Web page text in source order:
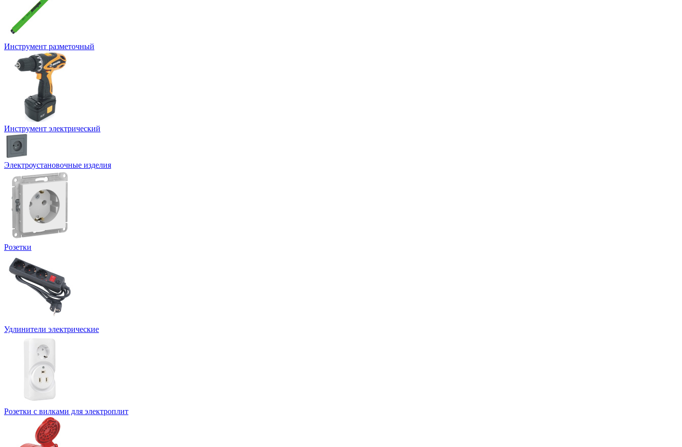
Инструмент разметочный
Инструмент электрический
Электроустановочные изделия
Розетки
Удлинители электрические
Розетки с вилками для электроплит